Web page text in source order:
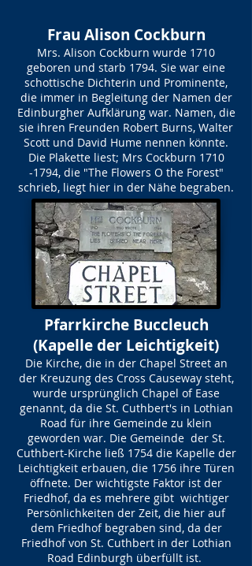
Frau Alison Cockburn
Mrs. Alison Cockburn wurde 1710
geboren und starb 1794. Sie war eine
schottische Dichterin und Prominente,
die immer in Begleitung der Namen der
Edinburgher Aufklärung war. Namen, die
sie ihren Freunden Robert Burns, Walter
Scott und David Hume nennen könnte.
Die Plakette liest; Mrs Cockburn 1710
-1794, die "The Flowers O the Forest"
schrieb, liegt hier in der Nähe begraben.
Pfarrkirche Buccleuch
(Kapelle der Leichtigkeit)
Die Kirche, die in der Chapel Street an
der Kreuzung des Cross Causeway steht,
wurde ursprünglich Chapel of Ease
genannt, da die St. Cuthbert's in Lothian
Road für ihre Gemeinde zu klein
geworden war. Die Gemeinde der St.
Cuthbert-Kirche ließ 1754 die Kapelle der
Leichtigkeit erbauen, die 1756 ihre Türen
öffnete. Der wichtigste Faktor ist der
Friedhof, da es mehrere gibt wichtiger
Persönlichkeiten der Zeit, die hier auf
dem Friedhof begraben sind, da der
Friedhof von St. Cuthbert in der Lothian
Road Edinburgh überfüllt ist.